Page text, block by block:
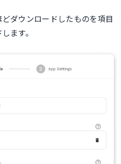
ダウンロードしたものを項目
ます。